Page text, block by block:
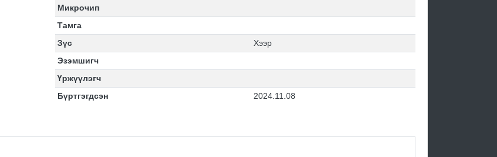
Микрочип
Тамга
Зүс
Хээр
Эзэмшигч
Үржүүлэгч
Бүртгэгдсэн
2024.11.08